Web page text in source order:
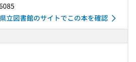
立図書館のサイトでこの本を確認